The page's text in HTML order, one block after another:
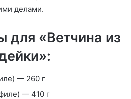
делами.
для «Ветчина из
— 260 г
— 410 г